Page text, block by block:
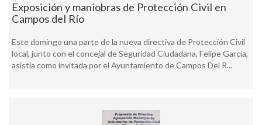
Exposición y maniobras de Protección Civil en
Campos del Río
Este domingo una parte de la nueva directiva de Protección Civil
local, junto con el concejal de Seguridad Ciudadana, Felipe García,
asistía como invitada por el Ayuntamiento de Campos Del R...